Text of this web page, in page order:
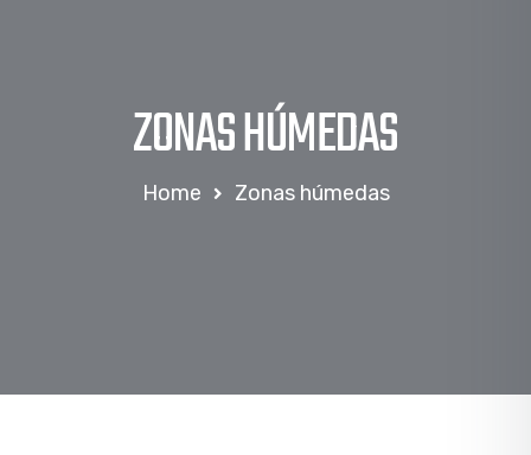
ZONAS HÚMEDAS
Home Zonas húmedas